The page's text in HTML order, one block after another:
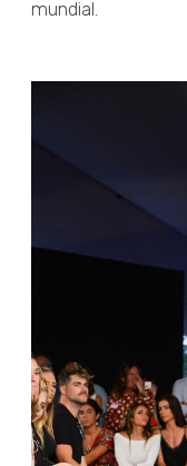
mundial.